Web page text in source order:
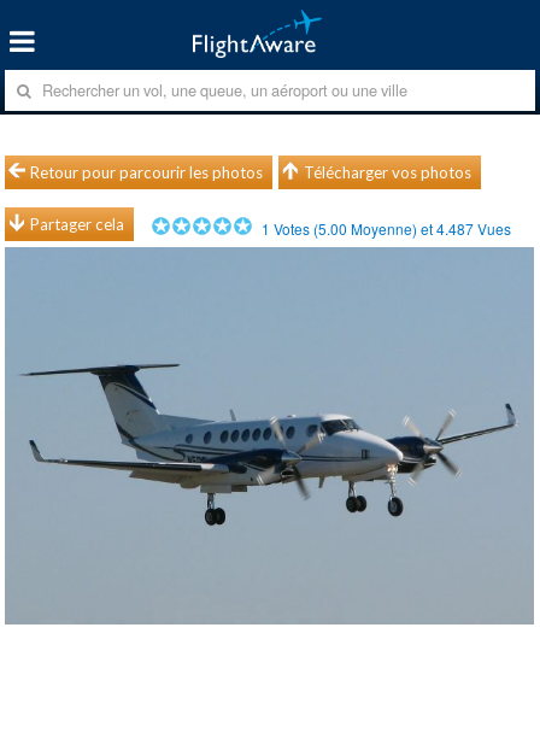
Retour pour parcourir les photos Télécharger vos photos
Partager cela 1 Votes (5.00 Moyenne) et4.487Vues